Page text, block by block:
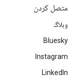
متصل کردن
وبلاگ
Bluesky
Instagram
LinkedIn